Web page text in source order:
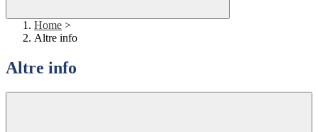
Home >
Altre info
Altre info